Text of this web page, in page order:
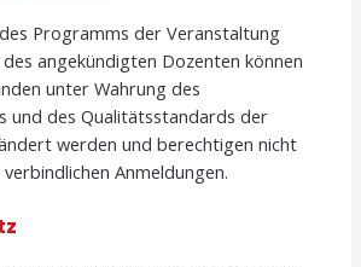
Programms der Veranstaltung
angekündigten Dozenten können
unter Wahrung des
und des Qualitätsstandards der
werden und berechtigen nicht
Anmeldungen.